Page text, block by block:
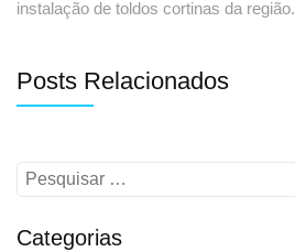
instalação de toldos cortinas da região.
Posts Relacionados
Categorias